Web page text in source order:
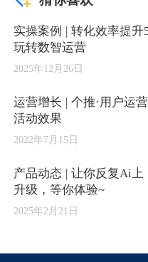
实操案例 | 转化效率提
玩转数智运营
2025年12月26日
运营增长 | 个推·用户运
活动效果
2022年7月15日
产品动态 | 让你反复Ai
升级，等你体验~
2025年2月21日